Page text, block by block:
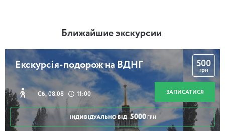
Ближайшие экскурсии
Екскурсія-подорож на ВДНГ
Сб, 08.08 11:00
500
грн
ЗАПИСАТИСЯ
ІНДИВІДУАЛЬНО ВІД 5000 ГРН